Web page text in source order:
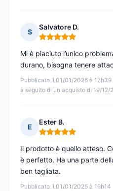
S
Salvatore D.
Nota: 5 su 5
Pubblicato il 01/01/2026 à 17h39
a seguito di un acquisto di 19/12/
Mi è piaciuto l’unico
durano, bisogna tenere
E
Ester B.
Nota: 5 su 5
Pubblicato il 01/01/2026 à 16h14
Il prodotto è quello atteso.
è perfetto. Ha una parte
ben tagliata.